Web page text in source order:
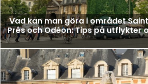
Vad kan man göra i området
Prés och Odéon: Tips på utflykter